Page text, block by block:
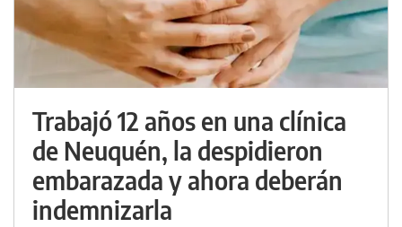
Trabajó 12 años en una clínica
de Neuquén, la despidieron
embarazada y ahora deberán
indemnizarla